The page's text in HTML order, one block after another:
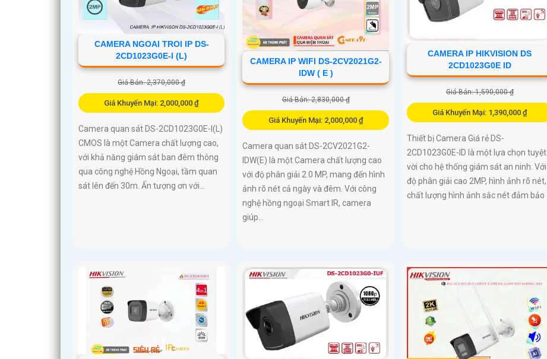
CAMERA NGOAI TROI IP DS-
2CD1023G0E-I (L)
Giá Bán: 2,370,000 ₫
Giá Khuyến Mại: 2,000,000 ₫
Camera quan sát DS-2CD1023G0E-I(L)
CMOS là một Camera chất lượng cao,
với khả năng giám sát ban đêm thông
qua công nghệ Hồng Ngoại, tầm quan
sát lên đến 30m. Ấn tượng ơn với...
CAMERA IP WIFI DS-2CV2021G2-
IDW ( E )
Giá Bán: 2,830,000 ₫
Giá Khuyến Mại: 2,000,000 ₫
Camera quan sát DS-2CV2021G2-
IDW(E) là một Camera chất lượng cao
với độ phân giải 2.0 MP, mang đến hình
ảnh rõ nét cả ngày và đêm. Với công
nghệ hồng ngoại Smart IR, camera
giúp...
CAMERA IP HIKVISION DS
2CD1023G0E ID
Giá Bán: 1,590,000 ₫
Giá Khuyến Mại: 1,390,000 ₫
Thiết bị Camera Giá rẻ DS-
2CD1023G0E-ID là một lựa chọn tuyệt
vời cho hệ thống giám sát an ninh. Với
độ phân giải cao 2MP, hình ảnh rõ nét,
chất lượng hình ảnh sắc nét đảm bảo